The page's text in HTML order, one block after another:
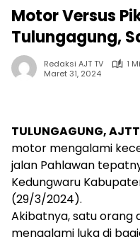
Motor Versus
Tulungagung,
Redaksi AJT TV
1
Maret 31, 2024
TULUNGAGUNG,
motor mengalami
jalan Pahlawan
Kedungwaru
(29/3/2024).
Akibatnya, satu orang
mengalami luka di